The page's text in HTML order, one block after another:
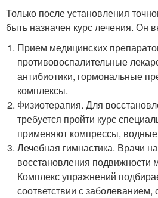
Только после установления
быть назначен курс лечения. Он
Прием медицинских
противовоспалительные
антибиотики, гормональные
комплексы.
Физиотерапия. Для
требуется пройти курс
применяют компрессы,
Лечебная гимнастика. Врачи
восстановления подвижности
Комплекс упражнений
соответствии с